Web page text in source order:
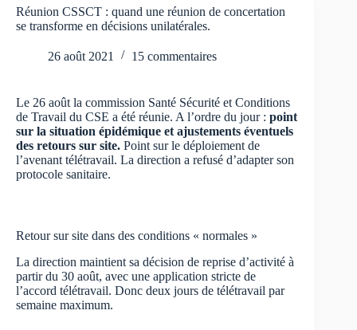
Réunion CSSCT : quand une réunion de concertation
se transforme en décisions unilatérales.
26 août 2021 15 commentaires
Le 26 août la commission Santé Sécurité et Conditions
de Travail du CSE a été réunie. A l’ordre du jour : point
sur la situation épidémique et ajustements éventuels
des retours sur site. Point sur le déploiement de
l’avenant télétravail. La direction a refusé d’adapter son
protocole sanitaire.
Retour sur site dans des conditions « normales »
La direction maintient sa décision de reprise d’activité à
partir du 30 août, avec une application stricte de
l’accord télétravail. Donc deux jours de télétravail par
semaine maximum.